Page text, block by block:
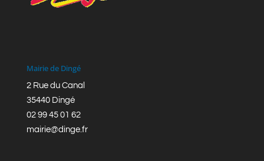
Mairie de Dingé
2 Rue du Canal
35440 Dingé
02 99 45 01 62
mairie@dinge.fr